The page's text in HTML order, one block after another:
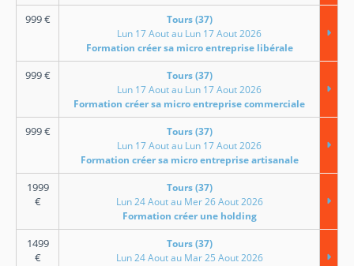
999€
Tours (37)
Lun 17 Aout au Lun 17 Aout 2026
Formation créer sa micro entreprise libérale
999€
Tours (37)
Lun 17 Aout au Lun 17 Aout 2026
Formation créer sa micro entreprise commerciale
999€
Tours (37)
Lun 17 Aout au Lun 17 Aout 2026
Formation créer sa micro entreprise artisanale
1999
€
Tours (37)
Lun 24 Aout au Mer 26 Aout 2026
Formation créer une holding
1499
€
Tours (37)
Lun 24 Aout au Mar 25 Aout 2026